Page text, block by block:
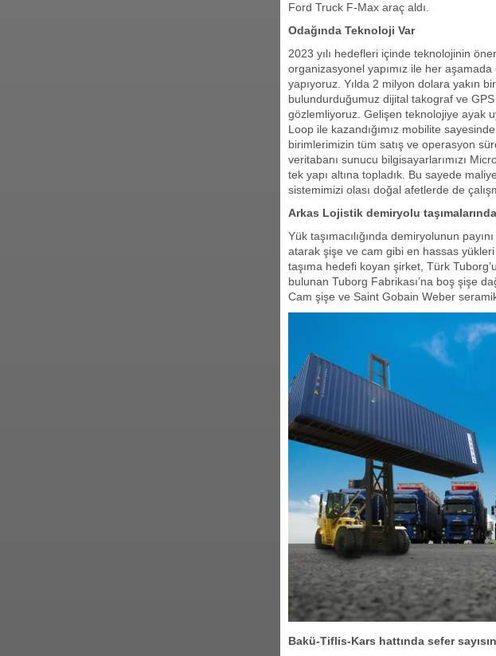
Ford Truck F-Max araç aldı.
Odağında Teknoloji Var
2023 yılı hedefleri içinde teknolojinin
organizasyonel yapımız ile her
yapıyoruz. Yılda 2 milyon dolara yakın
bulundurduğumuz dijital takograf ve
gözlemliyoruz. Gelişen teknolojiye ayak
Loop ile kazandığımız mobilite sayesinde
birimlerimizin tüm satış ve operasyon
veritabanı sunucu bilgisayarlarımızı
tek yapı altına topladık. Bu sayede
sistemimizi olası doğal afetlerde de
Arkas Lojistik demiryolu
Yük taşımacılığında demiryolunun
atarak şişe ve cam gibi en hassas
taşıma hedefi koyan şirket, Türk
bulunan Tuborg Fabrikası’na boş şişe
Cam şişe ve Saint Gobain Weber
Bakü-Tiflis-Kars hattında sefer